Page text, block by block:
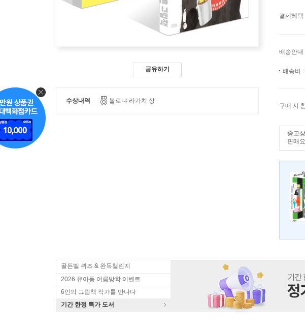
공유하기
수상내역 볼로냐 라가치 상
결제혜택
배송안내
배송비 :
구매 시
중고
판매
골든벨 퀴즈 & 완독챌린지
2026 유아동 여름방학 이벤트
6인의 그림책 작가를 만나다
기간 한정 특가 도서